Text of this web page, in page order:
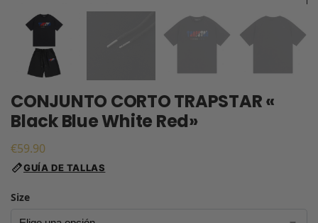
CONJUNTO CORTO TRAPSTAR «
Black Blue White Red»
€59.90
GUÍA DE TALLAS
Size